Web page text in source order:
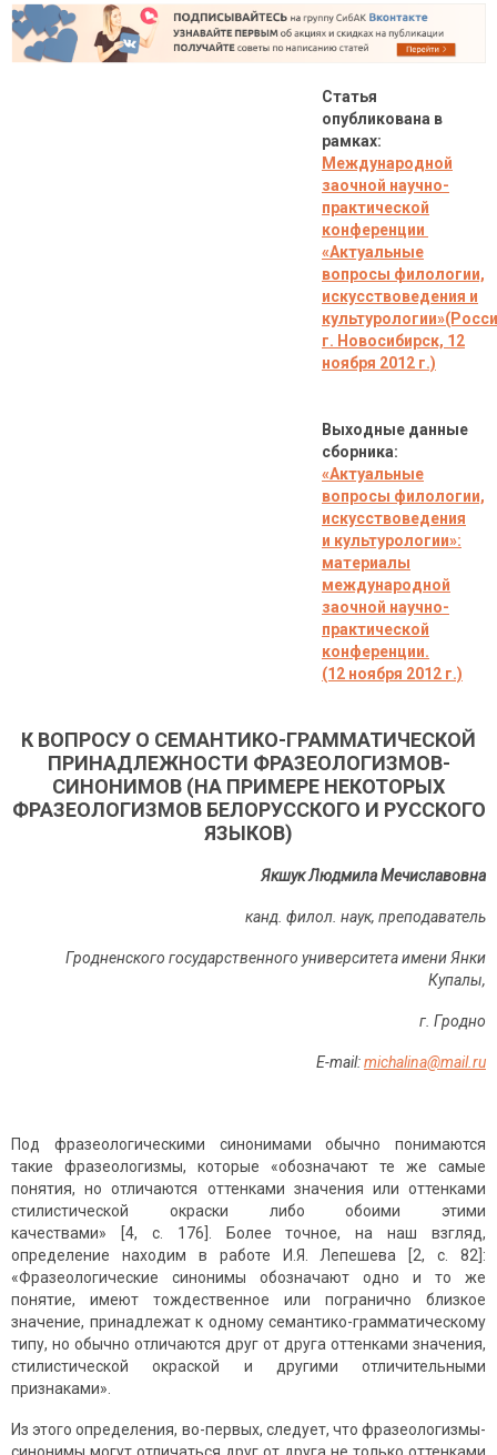
Статья
опубликована в
рамках:
Международной
заочной научно-
практической
конференции
«Актуальные
вопросы филологии,
искусствоведения и
г. Новосибирск, 12
ноября 2012 г.)
Выходные данные
сборника:
«Актуальные
вопросы филологии,
искусствоведения
и культурологии»:
материалы
международной
заочной научно-
практической
конференции.
(12 ноября 2012 г.)
К ВОПРОСУ О СЕМАНТИКО-ГРАММАТИЧЕСКОЙ
ПРИНАДЛЕЖНОСТИ ФРАЗЕОЛОГИЗМОВ-
СИНОНИМОВ (НА ПРИМЕРЕ НЕКОТОРЫХ
ФРАЗЕОЛОГИЗМОВ БЕЛОРУССКОГО И РУССКОГО
ЯЗЫКОВ)
Якшук Людмила Мечиславовна
канд. филол. наук, преподаватель
Гродненского государственного университета имени Янки
Купалы,
г. Гродно
Е-mail:michalina@mail.ru
Под фразеологическими синонимами обычно понимаются
такие фразеологизмы, которые «обозначают те же самые
понятия, но отличаются оттенками значения или оттенками
стилистической окраски либо обоими этими
качествами» [4, с. 176]. Более точное, на наш взгляд,
определение находим в работе И.Я. Лепешева [2, с. 82]:
«Фразеологические синонимы обозначают одно и то же
понятие, имеют тождественное или погранично близкое
значение, принадлежат к одному семантико-грамматическому
типу, но обычно отличаются друг от друга оттенками значения,
стилистической окраской и другими отличительными
признаками».
Из этого определения, во-первых, следует, что фразеологизмы-